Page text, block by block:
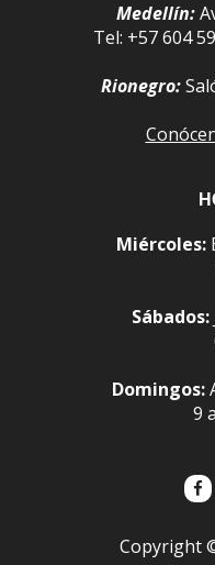
Medellín:
Tel: +57 604
Rionegro:
Miércoles:
Sábados:
Domingos:
9
Copyright